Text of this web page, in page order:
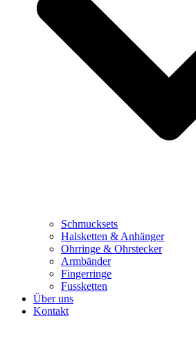
Schmucksets
Halsketten & Anhänger
Ohrringe & Ohrstecker
Armbänder
Fingerringe
Fussketten
Über uns
Kontakt